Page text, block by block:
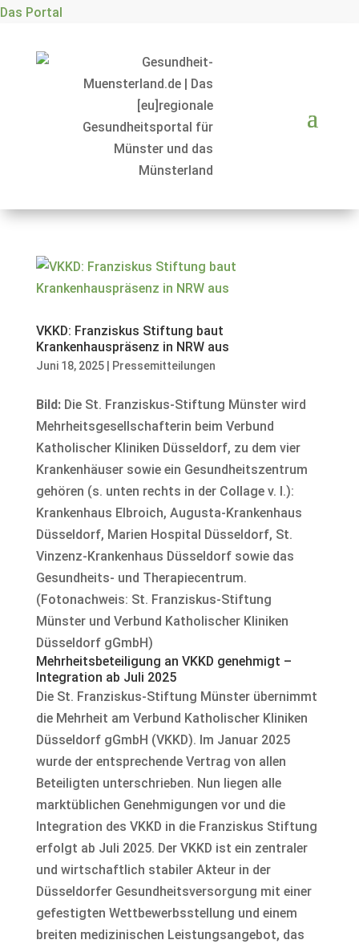
Das Portal
VKKD: Franziskus Stiftung baut
Krankenhauspräsenz in NRW aus
Juni 18, 2025| Pressemitteilungen
Bild:Die St. Franziskus-Stiftung Münster wird
Mehrheitsgesellschafterin beim Verbund
Katholischer Kliniken Düsseldorf, zu dem vier
Krankenhäuser sowie ein Gesundheitszentrum
gehören (s. unten rechts in der Collage v. l.):
Krankenhaus Elbroich, Augusta-Krankenhaus
Düsseldorf, Marien Hospital Düsseldorf, St.
Vinzenz-Krankenhaus Düsseldorf sowie das
Gesundheits- und Therapiecentrum.
(Fotonachweis: St. Franziskus-Stiftung
Münster und Verbund Katholischer Kliniken
Düsseldorf gGmbH)
Mehrheitsbeteiligung an VKKD genehmigt –
Integration ab Juli 2025
Die St. Franziskus-Stiftung Münster übernimmt
die Mehrheit am Verbund Katholischer Kliniken
Düssel­dorf gGmbH (VKKD). Im Januar 2025
wurde der entsprechende Vertrag von allen
Beteiligten unterschrieben. Nun liegen alle
marktüblichen Genehmigungen vor und die
Integration des VKKD in die Franziskus Stiftung
erfolgt ab Juli 2025. Der VKKD ist ein zentraler
und wirtschaftlich stabi­ler Akteur in der
Düsseldorfer Gesundheitsversor­gung mit einer
gefestigten Wettbewerbsstellung und einem
breiten medizinischen Leistungsangebot, das